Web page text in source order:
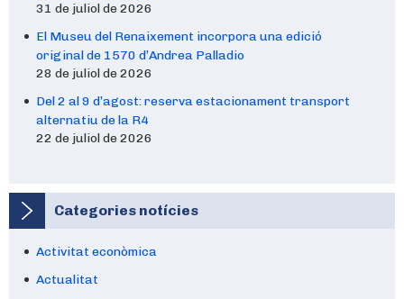
31 de juliol de 2026
El Museu del Renaixement incorpora una edició
original de 1570 d’Andrea Palladio
28 de juliol de 2026
Del 2 al 9 d’agost: reserva estacionament transport
alternatiu de la R4
22 de juliol de 2026
Categories notícies
Activitat econòmica
Actualitat